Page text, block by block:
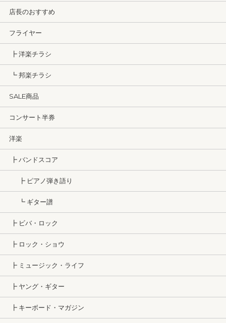
店長のおすすめ
フライヤー
┣ 洋楽チラシ
┗ 邦楽チラシ
SALE商品
コンサート半券
洋楽
┣ バンドスコア
┣ ピアノ弾き語り
┗ ギター譜
┣ ビバ・ロック
┣ ロック・ショウ
┣ ミュージック・ライフ
┣ ヤング・ギター
┣ キーボード・マガジン